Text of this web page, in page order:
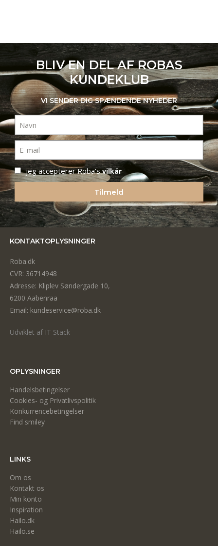
BLIV EN DEL AF ROBAS
KUNDEKLUB
VI SENDER DIG SPÆNDENDE NYHEDER
jeg accepterer Roba'svilkår
Tilmeld
KONTAKTOPLYSNINGER
Roba.dk
CVR: 36714948
Adresse: Kliplev Søndergade 10,
6200 Aabenraa
Email: kundeservice@roba.dk
Udviklet af IT Stack
OPLYSNINGER
Handelsbetingelser
Cookies- og Privatlivspolitik
Konkurrencebetingelser
Find smiley
LINKS
Om os
Kontakt os
Min konto
Inspiration
Hailo.dk
Hailo.se